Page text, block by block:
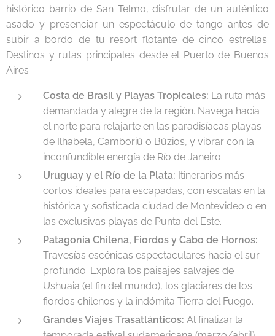
histórico barrio de San Telmo, disfrutar de un auténtico
asado y presenciar un espectáculo de tango antes de
subir a bordo de tu resort flotante de cinco estrellas.
Destinos y rutas principales desde el Puerto de Buenos
Aires
Costa de Brasil y Playas Tropicales: La ruta más
demandada y alegre de la región. Navega hacia
el norte para relajarte en las paradisíacas playas
de Ilhabela, Camboriú o Búzios, y vibrar con la
inconfundible energía de Río de Janeiro.
Uruguay y el Río de la Plata: Itinerarios más
cortos ideales para escapadas, con escalas en la
histórica y sofisticada ciudad de Montevideo o en
las exclusivas playas de Punta del Este.
Patagonia Chilena, Fiordos y Cabo de Hornos:
Travesías escénicas espectaculares hacia el sur
profundo. Explora los paisajes salvajes de
Ushuaia (el fin del mundo), los glaciares de los
fiordos chilenos y la indómita Tierra del Fuego.
Grandes Viajes Trasatlánticos: Al finalizar la